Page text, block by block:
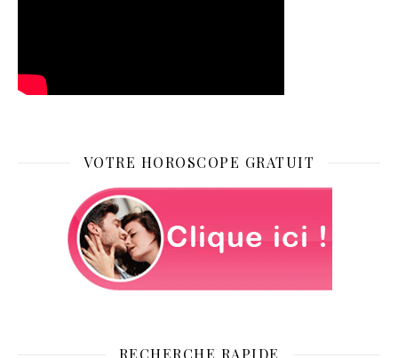
VOTRE HOROSCOPE GRATUIT
RECHERCHE RAPIDE